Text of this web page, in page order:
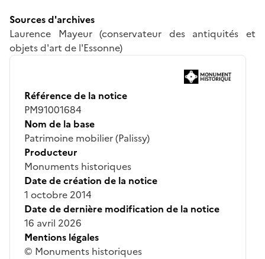
Sources d'archives
Laurence Mayeur (conservateur des antiquités et
objets d'art de l'Essonne)
Référence de la notice
PM91001684
Nom de la base
Patrimoine mobilier (Palissy)
Producteur
Monuments historiques
Date de création de la notice
1 octobre 2014
Date de dernière modification de la notice
16 avril 2026
Mentions légales
© Monuments historiques